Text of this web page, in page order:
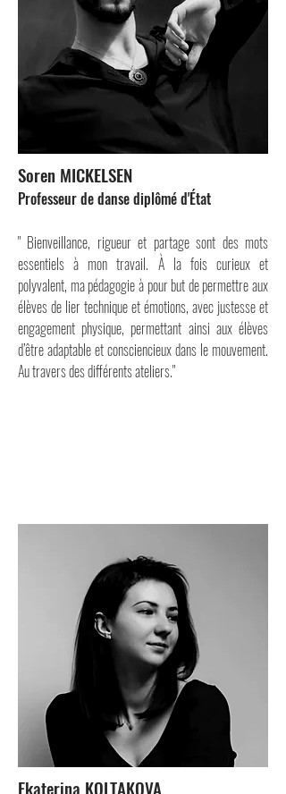
Soren MICKELSEN
Professeur de danse diplômé d'État
" Bienveillance, rigueur et partage sont des mots
essentiels à mon travail. À la fois curieux et
polyvalent, ma pédagogie à pour but de permettre aux
élèves de lier technique et émotions, avec justesse et
engagement physique, permettant ainsi aux élèves
d’être adaptable et consciencieux dans le mouvement.
Au travers des différents ateliers."
Ekaterina KOLTAKOVA